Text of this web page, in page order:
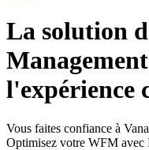
La solution
l'expérience
Vous faites confiance à
Optimisez votre WFM avec